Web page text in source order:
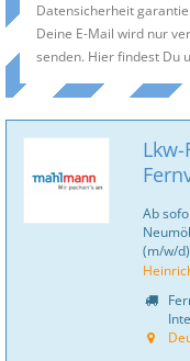
Datensicherheit
Deine E-Mail wird nur
senden. Hier findest Du
Ab
(m/w/